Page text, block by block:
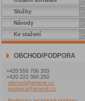
Služby
Návody
Ke stažení
OBCHOD/PODPORA
+420 556 706 203
+420 222 360 250
obchod@amenit.cz
podpora@amenit.cz